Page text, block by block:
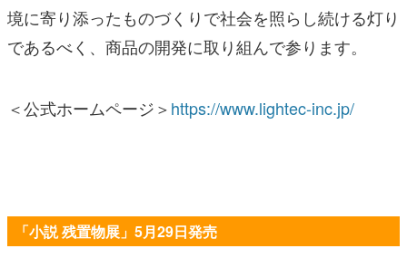
境に寄り添ったものづくりで社会を照らし続ける灯り
であるべく、商品の開発に取り組んで参ります。
＜公式ホームページ＞https://www.lightec-inc.jp/
「小説 残置物展」5月29日発売